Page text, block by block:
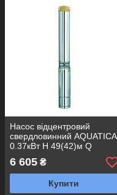
Насос відцентровий
свердловинний AQUATICA
0.37кВт H 49(42)м Q
55(30) л/хв Ø102 мм
(кабель 35 м) (DONGYIN)
4SEm2/7
6 605 ₴
Купити